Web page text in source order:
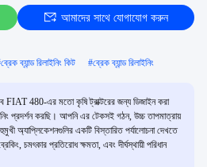
আমাদের সাথে যোগাযোগ করুন
ব্রেক ব্যান্ড রিলাইনিং কিট #ব্রেক ব্যান্ড রিলাইনিং
FIAT 480-এর মতো কৃষি ট্রাক্টরের জন্য ডিজাইন করা
প্রদর্শন করছি। আপনি এর টেকসই গঠন, উচ্চ তাপমাত্রায়
অ্যাপ্লিকেশনগুলির একটি বিস্তারিত পর্যালোচনা দেখতে
চমৎকার প্রতিরোধ ক্ষমতা, এবং দীর্ঘস্থায়ী পরিধান